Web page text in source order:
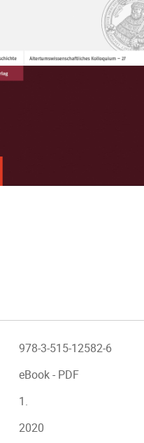
978-3-515-12582-6
eBook - PDF
1.
2020